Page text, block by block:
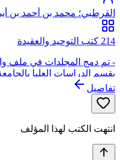
القرطبي؛ محمد بن أحمد بن
الأندلسي، أبو عبد الله، القرطبي
214 كتب التوحيد والعقيدة
- تم دمج المجلدات في ملف
بقسم الدراسات العليا
تفاصيل
انتهت الكتب لهذا المؤلف